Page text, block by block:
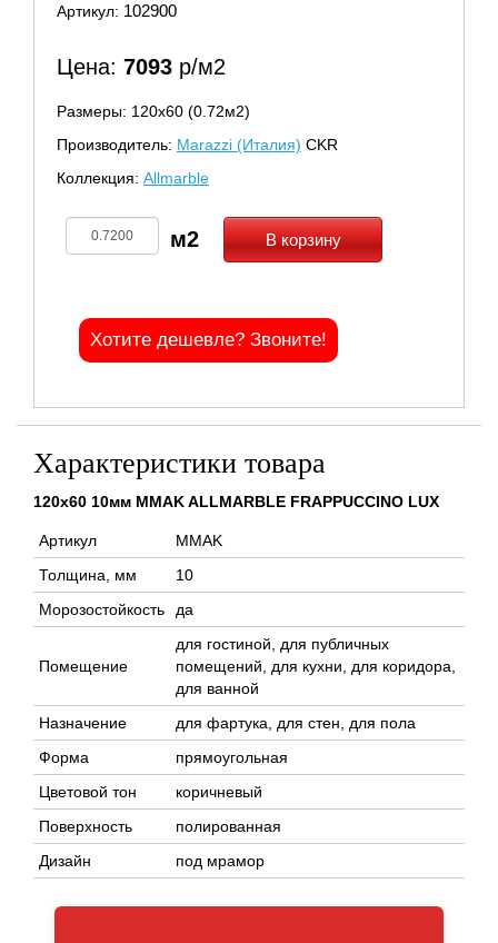
Артикул: 102900
Цена: 7093 р/м2
Размеры: 120х60 (0.72м2)
Производитель: Marazzi (Италия) CKR
Коллекция: Allmarble
В корзину
Хотите дешевле? Звоните!
Характеристики товара
120x60 10мм MMAK ALLMARBLE FRAPPUCCINO LUX
Артикул
MMAK
Толщина, мм
10
Морозостойкость
да
Помещение
для гостиной, для публичных
помещений, для кухни, для коридора,
для ванной
Назначение
для фартука, для стен, для пола
Форма
прямоугольная
Цветовой тон
коричневый
Поверхность
полированная
Дизайн
под мрамор